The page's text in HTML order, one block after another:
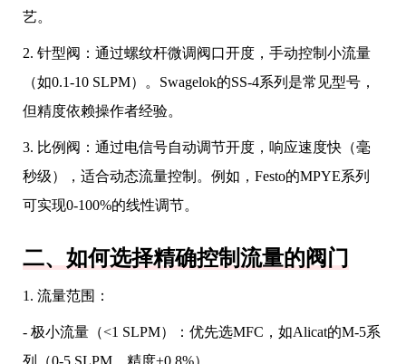
艺。
2. 针型阀：通过螺纹杆微调阀口开度，手动控制小流量
（如0.1-10 SLPM）。Swagelok的SS-4系列是常见型号，
但精度依赖操作者经验。
3. 比例阀：通过电信号自动调节开度，响应速度快（毫
秒级），适合动态流量控制。例如，Festo的MPYE系列
可实现0-100%的线性调节。
二、如何选择精确控制流量的阀门
1. 流量范围：
- 极小流量（<1 SLPM）：优先选MFC，如Alicat的M-5系
列（0-5 SLPM，精度±0.8%）。